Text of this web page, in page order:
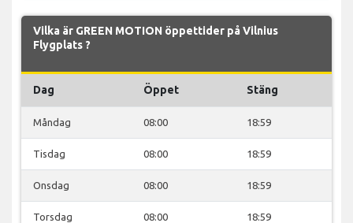
Vilka är GREEN MOTION öppettider på Vilnius
Flygplats ?
Dag Öppet Stäng
Måndag 08:00 18:59
Tisdag 08:00 18:59
Onsdag 08:00 18:59
Torsdag 08:00 18:59